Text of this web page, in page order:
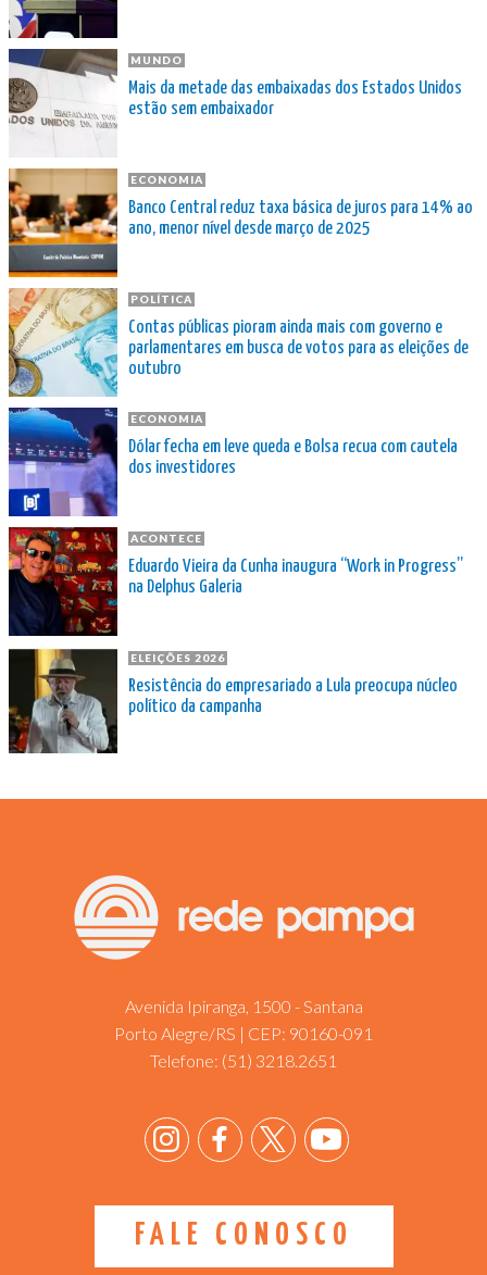
MUNDO
Mais da metade das embaixadas dos Estados Unidos
estão sem embaixador
ECONOMIA
Banco Central reduz taxa básica de juros para 14% ao
ano, menor nível desde março de 2025
POLÍTICA
Contas públicas pioram ainda mais com governo e
parlamentares em busca de votos para as eleições de
outubro
ECONOMIA
Dólar fecha em leve queda e Bolsa recua com cautela
dos investidores
ACONTECE
Eduardo Vieira da Cunha inaugura “Work in Progress”
na Delphus Galeria
ELEIÇÕES 2026
Resistência do empresariado a Lula preocupa núcleo
político da campanha
Avenida Ipiranga, 1500 - Santana
Porto Alegre/RS | CEP: 90160-091
Telefone: (51) 3218.2651
FALE CONOSCO